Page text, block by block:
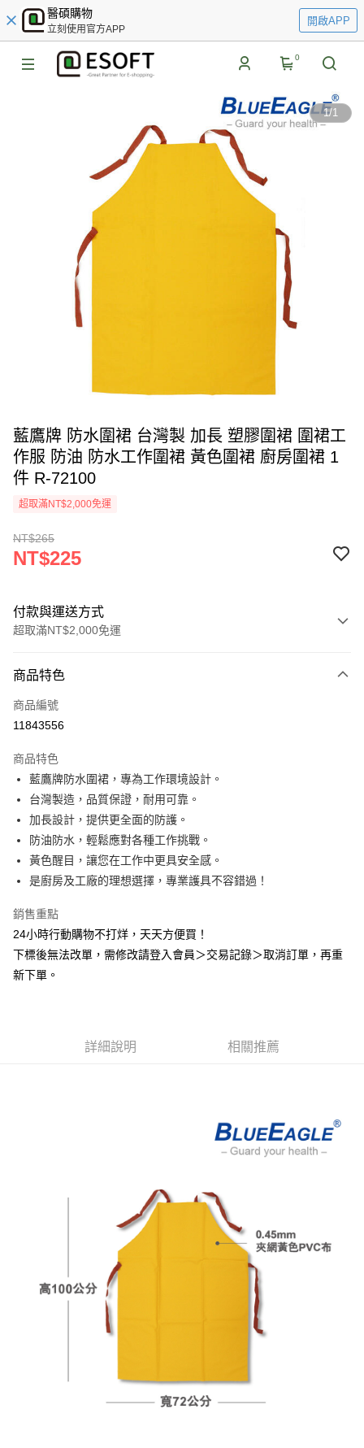
醫碩購物
立刻使用官方APP
開啟APP
0
1/1
藍鷹牌 防水圍裙 台灣製 加長 塑膠圍裙 圍裙工
作服 防油 防水工作圍裙 黃色圍裙 廚房圍裙 1
件 R-72100
超取滿NT$2,000免運
NT$265
NT$225
付款與運送方式
超取滿NT$2,000免運
信用卡一次付款
超商取貨付款
Apple Pay
悠遊付
Google Pay
全盈+PAY
相關說明
【關於「AFTEE先享後付」】
AFTEE先享後付是「在收到商品之後才付款」的支付方式。 讓您購物簡單
便利好安心！
１．簡單：不需註冊會員、不需綁卡、不需儲值。
１．於結帳方式選擇「AFTEE先享後付」後，將跳轉至「AFTEE先享後付」
※ 請注意：結帳手續完成當下不需立刻繳費，但若您需要取消訂單，請聯絡
購買商品的店家。未經商家同意取消之訂單仍視為有效，需透過AFTEE先享
客戶支援中心」
https://netprotections.freshdesk.com/support/home
１．透過由恩沛科技股份有限公司提供之「AFTEE先享後付」服務完成之交
易，需依本服務之必要範圍內提供個人資料，並將交易相關給付款項請求債
權轉讓予恩沛科技股份有限公司。
２．關於個人資料處理事宜，請瀏覽以下網址：
https://aftee.tw/terms/#terms3
３．未成年的使用者請事先徵得法定代理人或監護人之同意方可使用
「AFTEE先享後付」，若未經同意申辦者引起之損失，本公司不負相關責
５．嚴禁一人註冊多個帳號或使用他人資訊註冊。若發現惡意使用之情形，
每筆NT$60，滿NT$2,000(含以上)免運費
每筆NT$60，滿NT$2,000(含以上)免運費
一般地區宅配<如偏遠地區會員請勿選擇一般宅配，請點選其他選項
每筆NT$90，滿NT$2,000(含以上)免運費
🚚偏遠地區宅配<請務必選擇此配送方式，偏遠地區可參照『首頁→
會員需知→偏遠地區配送事項』
商品特色
商品編號
11843556
商品特色
藍鷹牌防水圍裙，專為工作環境設計。
台灣製造，品質保證，耐用可靠。
加長設計，提供更全面的防護。
防油防水，輕鬆應對各種工作挑戰。
黃色醒目，讓您在工作中更具安全感。
是廚房及工廠的理想選擇，專業護具不容錯過！
銷售重點
24小時行動購物不打烊，天天方便買！
下標後無法改單，需修改請登入會員＞交易記錄＞取消訂單，再重
新下單。
詳細說明 相關推薦